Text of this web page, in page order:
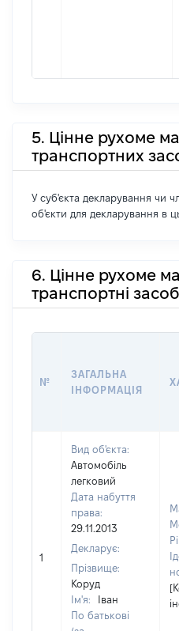
5. Цінне рухоме
транспортних
У суб'єкта декларування чи
об'єкти для декларування в
6. Цінне рухоме
транспортні
№
ЗАГАЛЬНА
ІНФОРМАЦІЯ
1
Вид об'єкта:
Автомобіль
легковий
Дата набуття
права:
29.11.2013
Декларує:
Прізвище:
Коруд
Ім'я:
Іван
По батькові